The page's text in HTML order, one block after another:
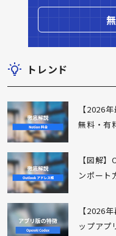
トレンド
【2026
無料・有
【図解
ンポート
【2026
ップアプ